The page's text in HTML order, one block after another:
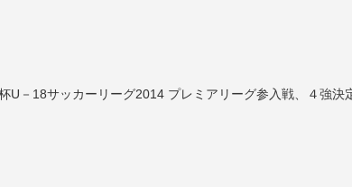
U－18サッカーリーグ2014 プレミアリーグ参入戦、４強決